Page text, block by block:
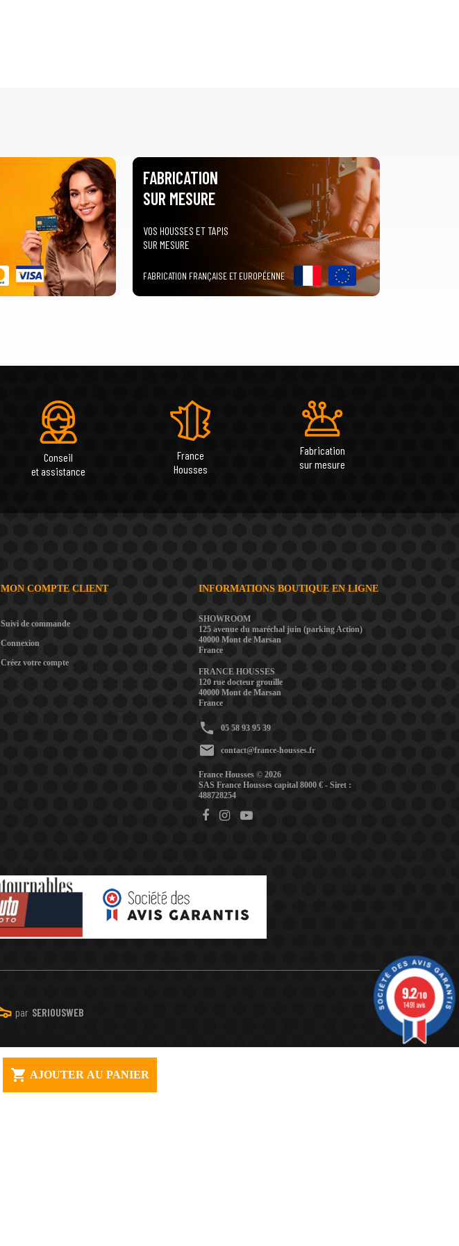
 AJOUTER AU PANIER
FABRICATION
SUR MESURE
VOS HOUSSES ET TAPIS
SUR MESURE
FABRICATION FRANÇAISE ET EUROPÉENNE
Conseil
et assistance
France
Housses
Fabrication
sur mesure
MON COMPTE CLIENT
Suivi de commande
Connexion
Créez votre compte
INFORMATIONS BOUTIQUE EN LIGNE
SHOWROOM
125 avenue du maréchal juin (parking Action)
40000 Mont de Marsan
France
FRANCE HOUSSES
120 rue docteur grouille
40000 Mont de Marsan
France
phone 05 58 93 95 39
mail contact@france-housses.fr
France Housses © 2026
SAS France Housses capital 8000 € - Siret :
488728254
par SERIOUSWEB
9.2/10
1491 avis